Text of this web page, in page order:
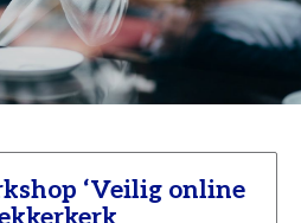
‘Veilig online